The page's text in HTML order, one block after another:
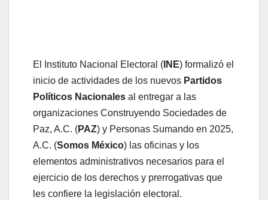
El Instituto Nacional Electoral ( INE) formalizó el
inicio de actividades de los nuevos Partidos
Políticos Nacionales al entregar a las
organizaciones Construyendo Sociedades de
Paz, A.C. (PAZ) y Personas Sumando en 2025,
A.C. (Somos México) las oficinas y los
elementos administrativos necesarios para el
ejercicio de los derechos y prerrogativas que
les confiere la legislación electoral.